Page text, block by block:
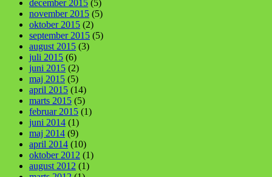
december 2015 (5)
november 2015 (5)
oktober 2015 (2)
september 2015 (5)
august 2015 (3)
juli 2015 (6)
juni 2015 (2)
maj 2015 (5)
april 2015 (14)
marts 2015 (5)
februar 2015 (1)
juni 2014 (1)
maj 2014 (9)
april 2014 (10)
oktober 2012 (1)
august 2012 (1)